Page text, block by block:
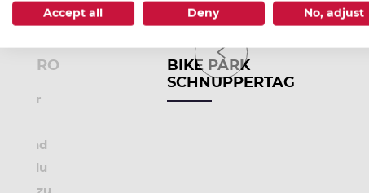
10:00
für
und
du
10:00
BIKE PARK
SCHNUPPERTAG
Accept all Deny No, adjust